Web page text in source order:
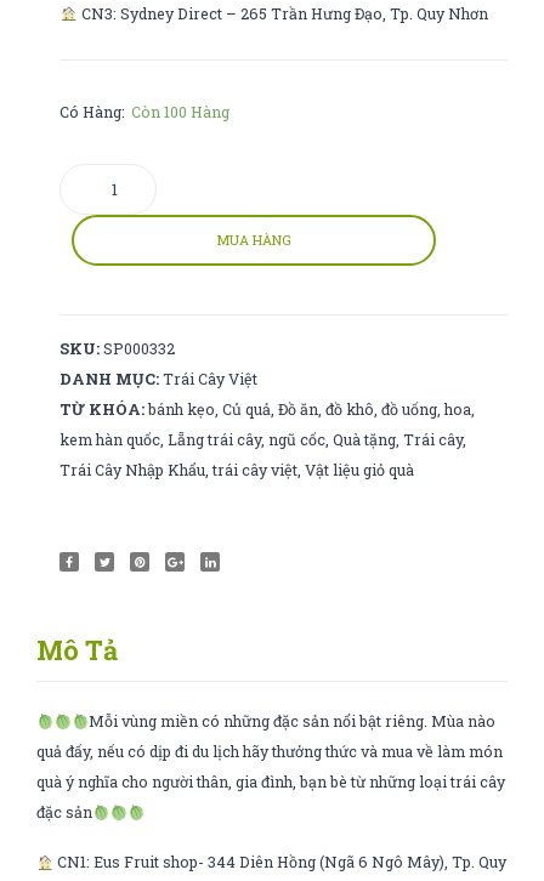
CN3: Sydney Direct – 265 Trần Hưng Đạo, Tp. Quy Nhơn
Có Hàng: Còn 100 Hàng
số
lượng
MUA HÀNG
SKU: SP000332
DANH MỤC: Trái Cây Việt
TỪ KHÓA: bánh kẹo ,Củ quả ,Đồ ăn ,đồ khô ,đồ uống ,hoa
kem hàn quốc ,Lẵng trái cây,ngũ cốc ,Quà tặng ,Trái cây,
Trái Cây Nhập Khẩu ,trái cây việt ,Vật liệu giỏ quà
Mô Tả
Mỗi vùng miền có những đặc sản nổi bật riêng. Mùa nào
quả đấy, nếu có dịp đi du lịch hãy thưởng thức và mua về làm món
quà ý nghĩa cho người thân, gia đình, bạn bè từ những loại trái cây
đặc sản
CN1: Eus Fruit shop- 344 Diên Hồng (Ngã 6 Ngô Mây), Tp. Quy